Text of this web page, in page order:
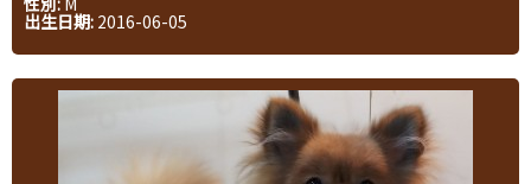
出生日期: 2016-06-05